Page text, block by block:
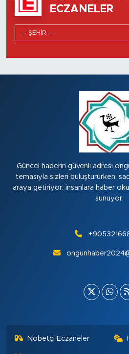
ECZANELER
Güncel haberin güvenli adresi
temasıyla sizleri buluştururken,
araya getiriyor. insanlara haber
sunuyor.
Nöbetçi Eczaneler